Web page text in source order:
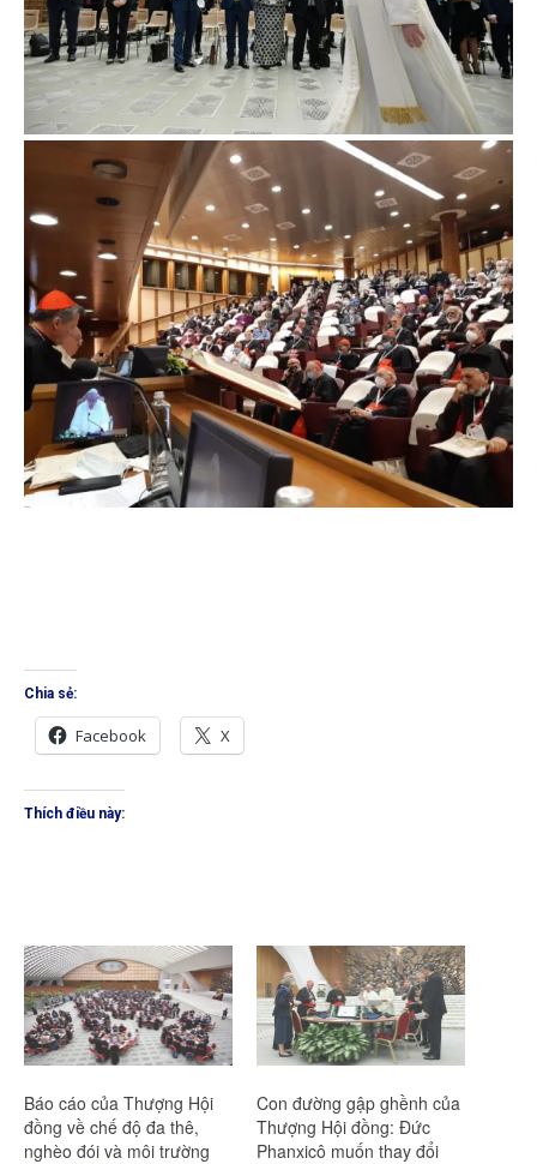
Chia sẻ:
Facebook X
Thích điều này:
Báo cáo của Thượng Hội
đồng về chế độ đa thê,
nghèo đói và môi trường
Con đường gập ghềnh của
Thượng Hội đồng: Đức
Phanxicô muốn thay đổi